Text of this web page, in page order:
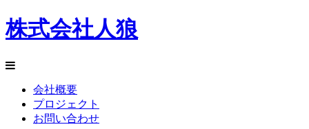
株式会社人狼
会社概要
プロジェクト
お問い合わせ